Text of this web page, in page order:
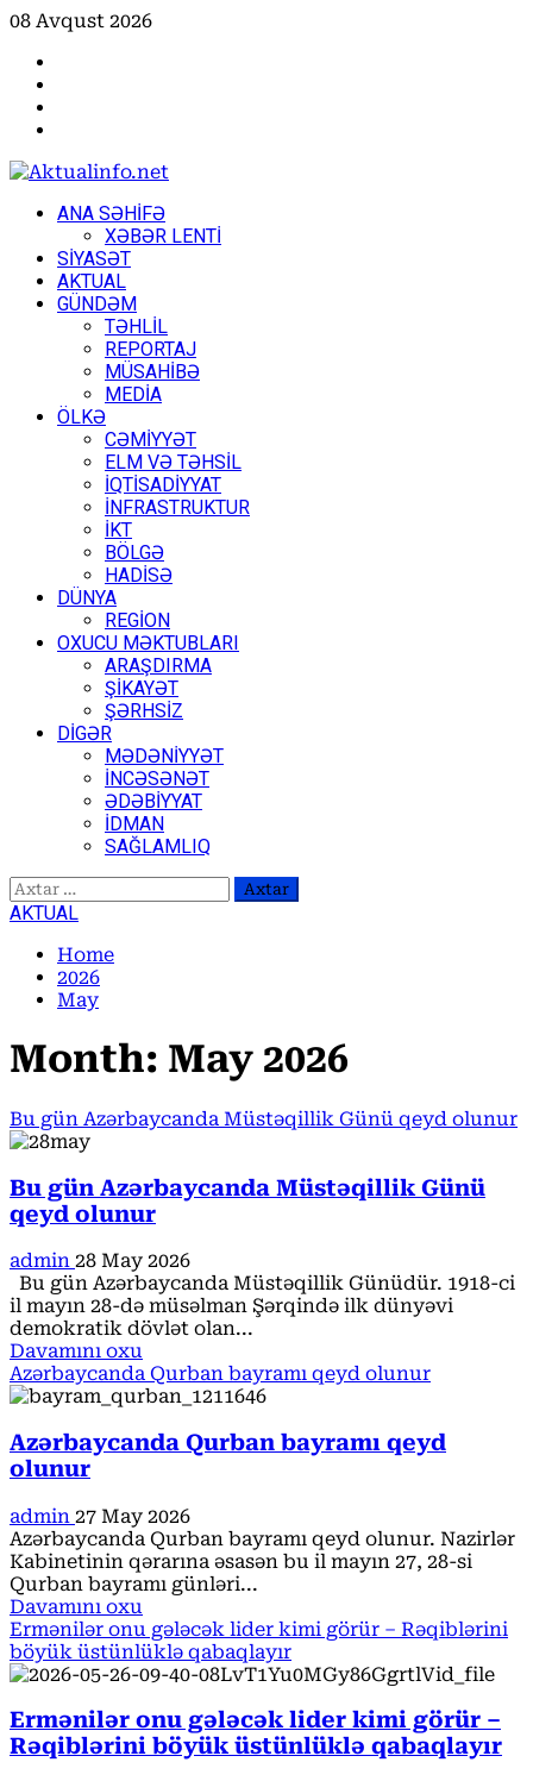
Skip
content
08 Avqust 2026
PrimaryANA SƏHİFƏ
XƏBƏR LENTİ
SİYASƏT
AKTUAL
GÜNDƏM
TƏHLİL
REPORTAJ
MÜSAHİBƏ
MEDİA
ÖLKƏ
CƏMİYYƏT
ELM VƏ TƏHSİL
İQTİSADİYYAT
İNFRASTRUKTUR
İKT
BÖLGƏ
HADİSƏ
DÜNYA
REGİON
OXUCU MƏKTUBLARI
ARAŞDIRMA
ŞİKAYƏT
ŞƏRHSİZ
DİGƏR
MƏDƏNİYYƏT
İNCƏSƏNƏT
ƏDƏBİYYAT
İDMAN
SAĞLAMLIQ
Axtarış:
AKTUAL
Home
2026
May
Month: May 2026
Bu gün Azərbaycanda Müstəqillik Günü qeyd olunur
Bu gün Azərbaycanda Müstəqillik Günü
qeyd olunur
admin 28 May 2026
Bu gün Azərbaycanda Müstəqillik Günüdür. 1918-ci
il mayın 28-də müsəlman Şərqində ilk dünyəvi
demokratik dövlət olan...
Davamını oxu
more
about
gün
Azərbaycanda
Günü
qeyd
olunur
Azərbaycanda Qurban bayramı qeyd olunur
Azərbaycanda Qurban bayramı qeyd
olunur
admin 27 May 2026
Azərbaycanda Qurban bayramı qeyd olunur. Nazirlər
Kabinetinin qərarına əsasən bu il mayın 27, 28-si
Qurban bayramı günləri...
Davamını oxu
more
about
Azərbaycanda
bayramı
qeyd
olunur
Ermənilər onu gələcək lider kimi görür – Rəqiblərini
böyük üstünlüklə qabaqlayır
Ermənilər onu gələcək lider kimi görür –
Rəqiblərini böyük üstünlüklə qabaqlayır